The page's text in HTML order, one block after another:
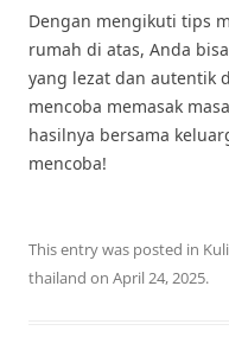
Dengan mengikuti tips
rumah di atas, Anda
yang lezat dan autentik
mencoba memasak
hasilnya bersama
mencoba!
This entry was posted in
thailand on April 24, 2025.